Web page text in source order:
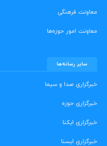
معاونت فرهنگی
معاونت امور حوزه‌ها
سایر رسانه‌ها
خبرگزاری صدا و سیما
خبرگزاری حوزه
خبرگزاری ایکنا
خبرگزاری ایسنا